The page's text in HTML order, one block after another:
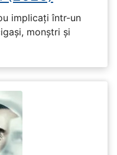
implicați într-un
monștri și